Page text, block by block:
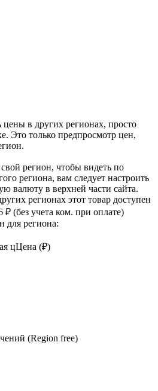
в других регионах, просто
Это только предпросмотр цен,
регион, чтобы видеть по
региона, вам следует настроить
валюту в верхней части сайта.
регионах этот товар доступен
₽ (без учета ком. при оплате)
для региона:
цЦена (₽)
(Region free)